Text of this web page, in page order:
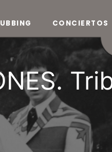
CONCIERTOS